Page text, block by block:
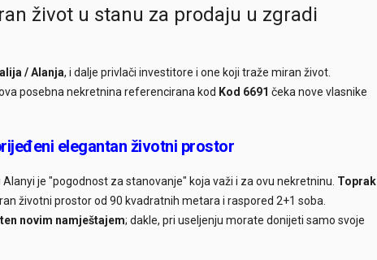
život u stanu za prodaju u zgradi
/ Alanja, i dalje privlači investitore i one koji traže miran život.
posebna nekretnina referencirana kod Kod 6691 čeka nove vlasnike
elegantan životni prostor
je "pogodnost za stanovanje" koja važi i za ovu nekretninu. Toprak
životni prostor od 90 kvadratnih metara i raspored 2+1 soba.
novim namještajem; dakle, pri useljenju morate donijeti samo svoje